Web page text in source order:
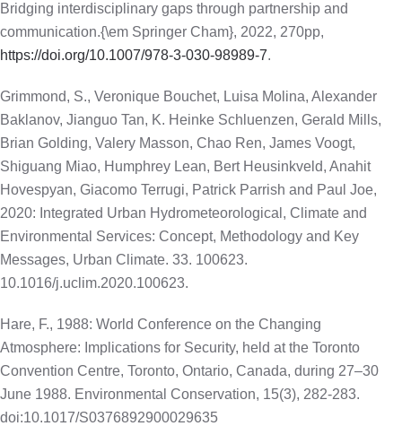
Bridging interdisciplinary gaps through partnership and
communication.{\em Springer Cham}, 2022, 270pp,
https://doi.org/10.1007/978-3-030-98989-7.
Grimmond, S., Veronique Bouchet, Luisa Molina, Alexander
Baklanov, Jianguo Tan, K. Heinke Schluenzen, Gerald Mills,
Brian Golding, Valery Masson, Chao Ren, James Voogt,
Shiguang Miao, Humphrey Lean, Bert Heusinkveld, Anahit
Hovespyan, Giacomo Terrugi, Patrick Parrish and Paul Joe,
2020: Integrated Urban Hydrometeorological, Climate and
Environmental Services: Concept, Methodology and Key
Messages, Urban Climate. 33. 100623.
10.1016/j.uclim.2020.100623.
Hare, F., 1988: World Conference on the Changing
Atmosphere: Implications for Security, held at the Toronto
Convention Centre, Toronto, Ontario, Canada, during 27–30
June 1988. Environmental Conservation, 15(3), 282-283.
doi:10.1017/S0376892900029635